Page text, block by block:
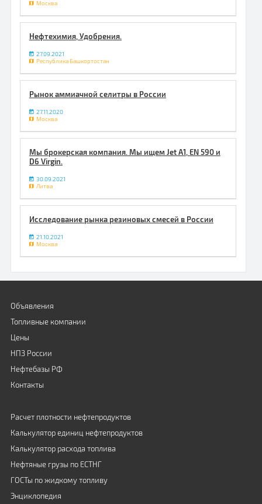
Москва
Нефтехимия, Удобрения.
27.09.2021
Республика Башкортостан
Рынок аммиачной селитры в России
27.11.2020
Москва
Мы брокерская компания. Мы ищем Jet A1, EN 590 и
D6 Virgin.
30.09.2021
Литва
Исследование рынка резиновых смесей в России
21.10.2021
Москва
Объявления
Топливные компании
Цены
НПЗ России
Нефтебазы РФ
Контакты
Расчет плотности нефтепродуктов
Калькулятор единиц нефтепродуктов
Калькулятор расхода топлива
Нефтяные грузы по ЕСТНГ
ГОСТы по жидкому топливу
Энциклопедия